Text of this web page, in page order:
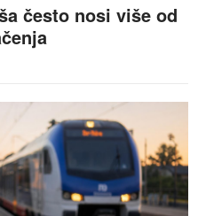
često nosi više od